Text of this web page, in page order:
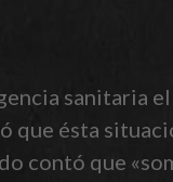
sanitaria
ésta
contó que